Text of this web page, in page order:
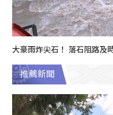
大豪雨炸尖石！ 落石阻路及
推薦新聞